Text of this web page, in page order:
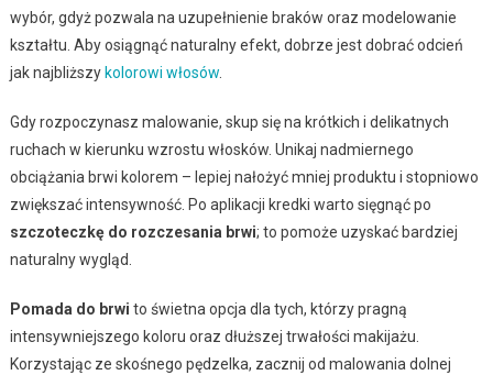
wybór, gdyż pozwala na uzupełnienie braków oraz modelowanie
kształtu. Aby osiągnąć naturalny efekt, dobrze jest dobrać odcień
jak najbliższy kolorowi włosów.
Gdy rozpoczynasz malowanie, skup się na krótkich i delikatnych
ruchach w kierunku wzrostu włosków. Unikaj nadmiernego
obciążania brwi kolorem – lepiej nałożyć mniej produktu i stopniowo
zwiększać intensywność. Po aplikacji kredki warto sięgnąć po
szczoteczkę do rozczesania brwi; to pomoże uzyskać bardziej
naturalny wygląd.
Pomada do brwi to świetna opcja dla tych, którzy pragną
intensywniejszego koloru oraz dłuższej trwałości makijażu.
Korzystając ze skośnego pędzelka, zacznij od malowania dolnej